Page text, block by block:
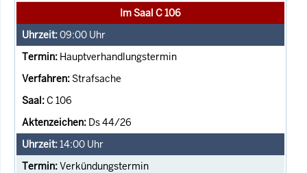
Im Saal C 106
09:00 Uhr
Hauptverhandlungstermin
Strafsache
C 106
Ds 44/26
14:00 Uhr
Verkündungstermin